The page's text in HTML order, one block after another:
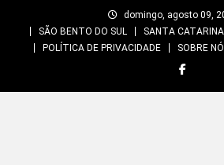
domingo, agosto 09,
SÃO BENTO DO SUL
SANTA CATARINA
POLÍTICA DE PRIVACIDADE
SOBRE